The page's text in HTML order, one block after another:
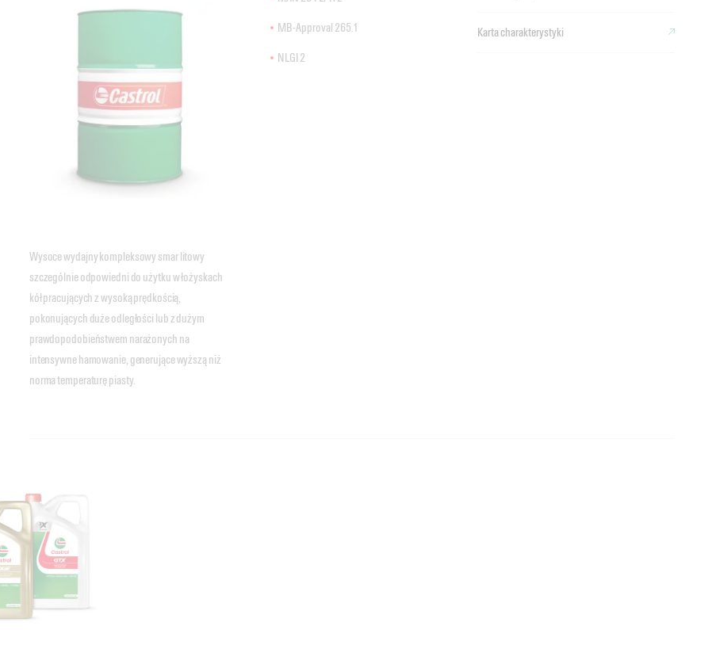
Wysoce wydajny kompleksowy smar litowy
szczególnie odpowiedni do użytku w łożyskach
kół pracujących z wysoką prędkością,
pokonujących duże odległości lub z dużym
prawdopodobieństwem narażonych na
intensywne hamowanie, generujące wyższą niż
norma temperaturę piasty.
MB-Approval 265.1
NLGI 2
Karta charakterystyki